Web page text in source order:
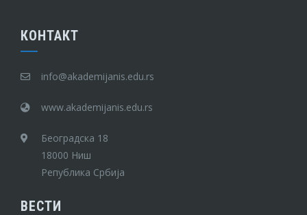
КОНТАКТ
info@akademijanis.edu.rs
www.akademijanis.edu.rs
Београдска 18
18000 Ниш
Република Србија
ВЕСТИ